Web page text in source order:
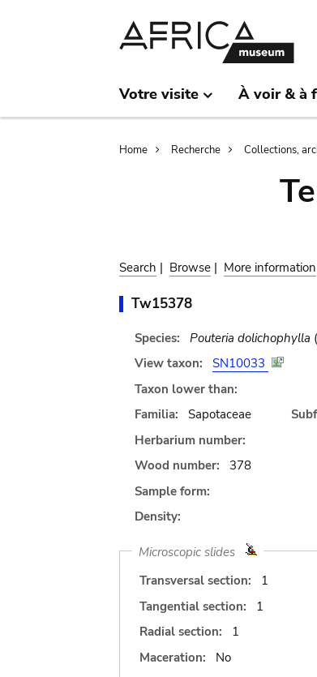
Votre visite À voir & à
Breadcrumb
Home Recherche Collections,
Search | Browse | More information
Tw15378
Species: Pouteria dolichophylla
View taxon:
SN10033
Taxon lower than:
Familia:
Sapotaceae
Herbarium number:
Wood number:
378
Sample form:
Density:
Microscopic slides
Transversal section:
1
Tangential section:
1
Radial section:
1
Maceration:
No